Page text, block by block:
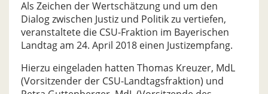
Als Zeichen der Wertschätzung und um den
Dialog zwischen Justiz und Politik zu vertiefen,
veranstaltete die CSU-Fraktion im Bayerischen
Landtag am 24. April 2018 einen Justizempfang.
Hierzu eingeladen hatten Thomas Kreuzer, MdL
(Vorsitzender der CSU-Landtagsfraktion) und